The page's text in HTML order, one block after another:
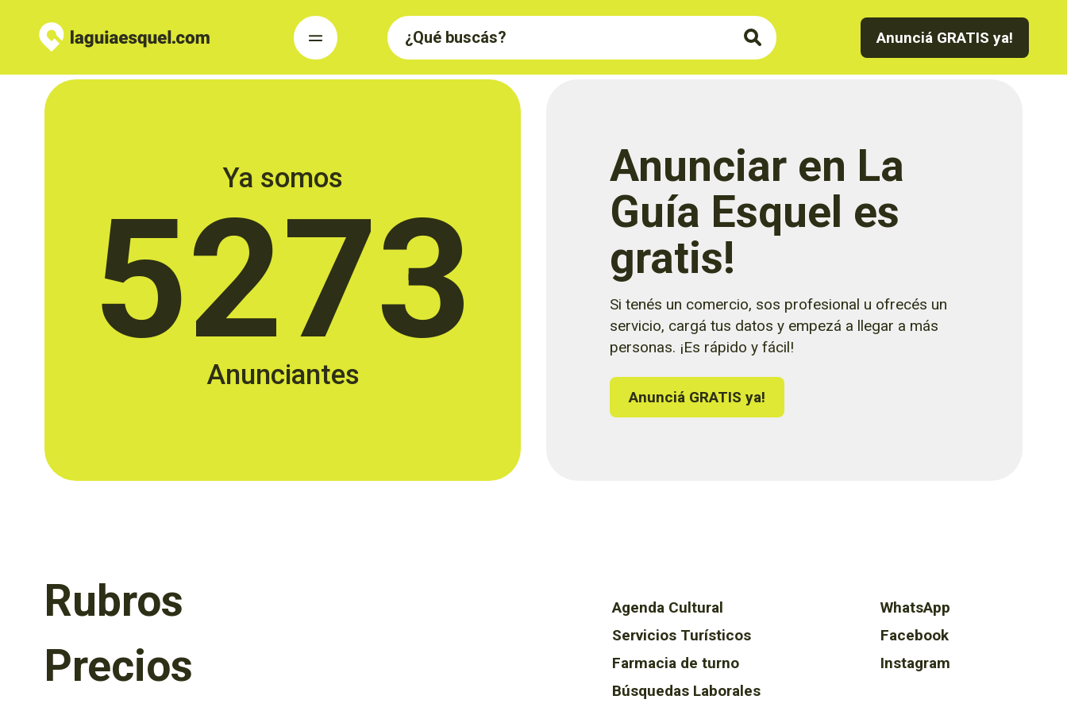
Anunciá GRATIS ya!
Ya somos
5273
Anunciantes
Anunciar en La
Guía Esquel es
gratis!
Si tenés un comercio, sos profesional u ofrecés un
servicio, cargá tus datos y empezá a llegar a más
personas. ¡Es rápido y fácil!
Anunciá GRATIS ya!
Rubros
Precios
Agenda Cultural
Servicios Turísticos
Farmacia de turno
Búsquedas Laborales
WhatsApp
Facebook
Instagram